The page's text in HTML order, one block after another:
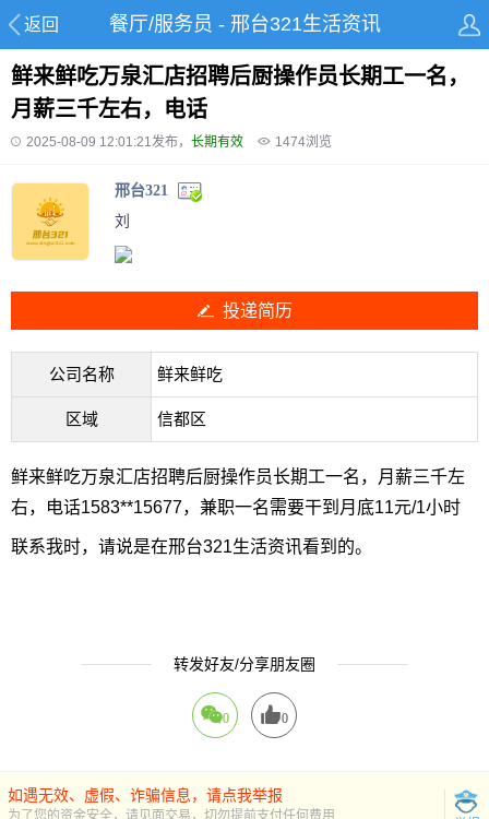
返回 餐厅/服务员 - 邢台321生活资讯
鲜来鲜吃万泉汇店招聘后厨操作员长期工一名，
月薪三千左右，电话
2025-08-09 12:01:21发布， 长期有效 1474浏览
邢台321
刘
投递简历
公司名称 鲜来鲜吃
区域 信都区
鲜来鲜吃万泉汇店招聘后厨操作员长期工一名，月薪三千左
右，电话1583**15677，兼职一名需要干到月底11元/1小时
联系我时，请说是在邢台321生活资讯看到的。
转发好友/分享朋友圈
0 0
如遇无效、虚假、诈骗信息，请点我举报
为了您的资金安全，请见面交易，切勿提前支付任何费用